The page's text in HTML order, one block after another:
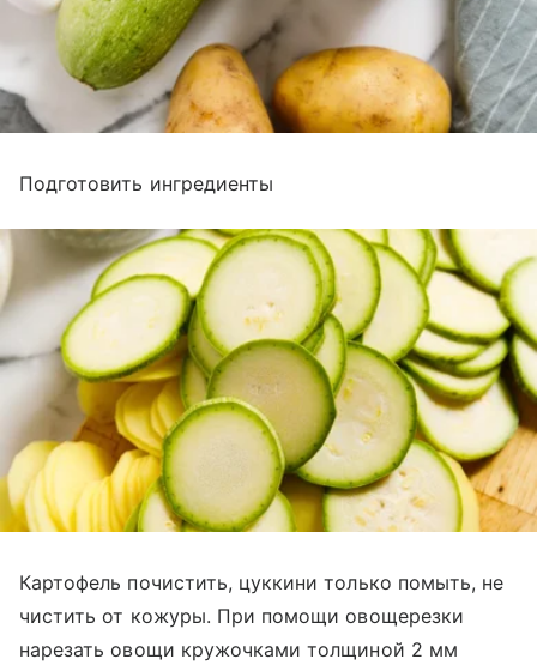
Подготовить ингредиенты
Картофель почистить, цуккини только помыть, не
чистить от кожуры. При помощи овощерезки
нарезать овощи кружочками толщиной 2 мм